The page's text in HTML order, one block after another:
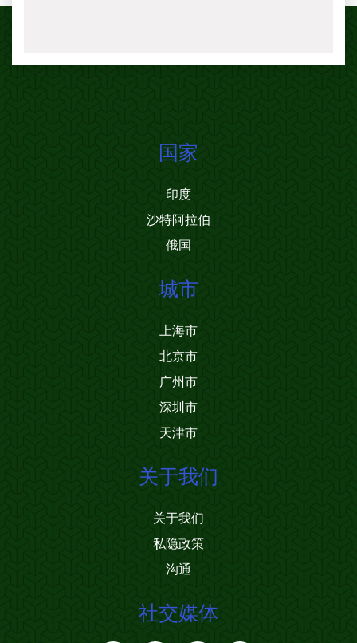
国家
印度
沙特阿拉伯
俄国
城市
上海市
北京市
广州市
深圳市
天津市
关于我们
关于我们
私隐政策
沟通
社交媒体